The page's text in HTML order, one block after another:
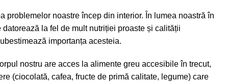
problemelor noastre încep din interior. În lumea noastră în
la fel de mult nutriției proaste și calității
importanța acesteia.
nostru are acces la alimente greu accesibile în trecut,
(ciocolată, cafea, fructe de primă calitate, legume) care